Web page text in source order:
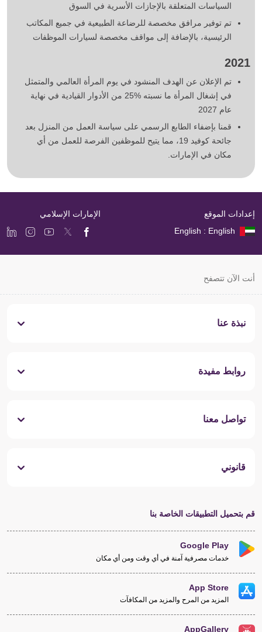
السياسات المتعلقة بالإجازات الأسرية في السوق
تم توفير مرافق مخصصة للرضاعة الطبيعية في جميع المكاتب
الرئيسية، بالإضافة إلى مواقف مخصصة لسيارات الموظفات
2021
تم الإعلان عن الهدف المنشود في يوم المرأة العالمي والمتمثل
في إشغال المرأة ما نسبته %25 من الأدوار القيادية في نهاية
عام 2027
قمنا بإضفاء الطابع الرسمي على سياسة العمل من المنزل بعد
جائحة كوفيد 19، مما يتيح للموظفين الفرصة للعمل من أي
مكان في الإمارات.
إعدادات الموقع
English : English
الإمارات الإسلامي
أنت الآن تتصفح
نبذة عنا
روابط مفيدة
تواصل معنا
قانوني
قم بتحميل التطبيقات الخاصة بنا
Google Play
خدمات مصرفية آمنة في أي وقت ومن أي مكان
App Store
المزيد من المرح والمزيد من المكافآت
AppGallery